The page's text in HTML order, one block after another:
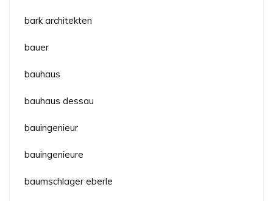
bark architekten
bauer
bauhaus
bauhaus dessau
bauingenieur
bauingenieure
baumschlager eberle